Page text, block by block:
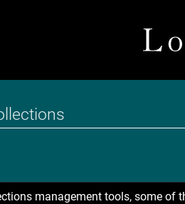
management tools, some